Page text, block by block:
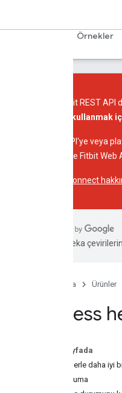
Örnekler
Google Fit REST
API'leri kullanmak
Hangi API'ye veya
API'leri ve Fitbit Web
Health Connect
Yapay zeka
Ana Sayfa Ürünler
Fitness
Bu sayfada
Hedeflerle daha iyi
Gol okuma